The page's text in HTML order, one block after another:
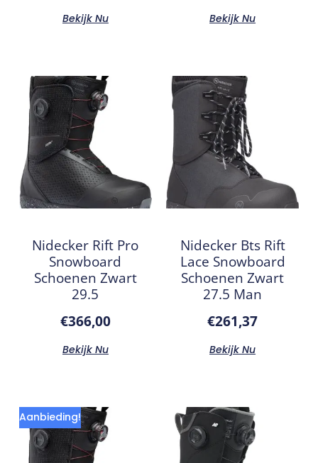
Bekijk Nu Bekijk Nu
Nidecker Rift Pro
Snowboard
Schoenen Zwart
29.5
€366,00
Bekijk Nu
Nidecker Bts Rift
Lace Snowboard
Schoenen Zwart
27.5 Man
€261,37
Bekijk Nu
Aanbieding!